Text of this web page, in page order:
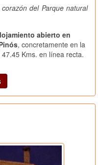
del Parque natural
abierto en
, concretamente en la
Kms. en línea recta.